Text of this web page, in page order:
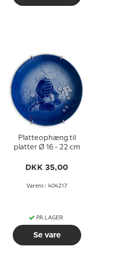
Platteophæng til
platter Ø 16 - 22 cm
DKK 35,00
Varenr.: 404217
PÅ LAGER
Se vare